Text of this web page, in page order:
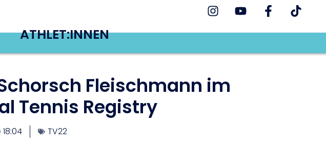
ATHLET:INNEN
Schorsch Fleischmann im
Tennis Registry
18:04 TV22